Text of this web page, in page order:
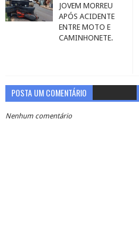
JOVEM MORREU
APÓS ACIDENTE
ENTRE MOTO E
CAMINHONETE.
POSTA UM COMENTÁRIO
Nenhum comentário